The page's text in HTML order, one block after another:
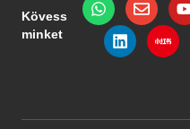
Kövess
minket